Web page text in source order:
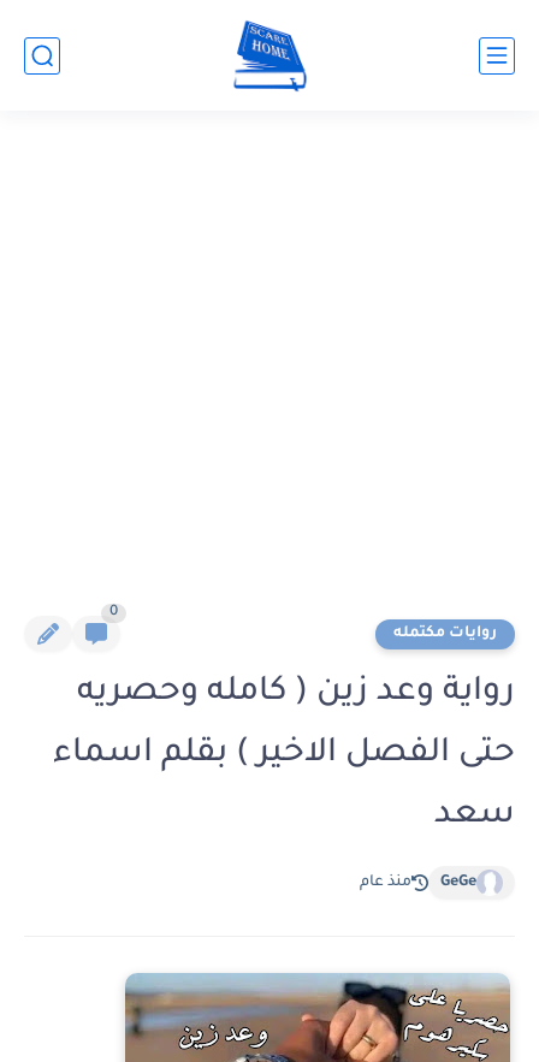
روايات مكتمله
0
رواية وعد زين ( كامله وحصريه
حتى الفصل الاخير ) بقلم اسماء
سعد
GeGe منذ عام